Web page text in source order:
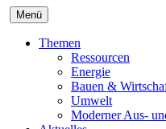
Menü
Themen
Ressourcen
Energie
Bauen &
Umwelt
Moderner Aus-